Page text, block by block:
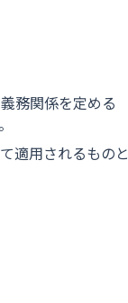
務関係を定める
適用されるものと